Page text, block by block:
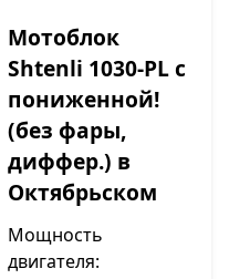
Мотоблок
Shtenli 1030-PL с
пониженной!
(без фары,
диффер.) в
Октябрьском
Мощность
двигателя: